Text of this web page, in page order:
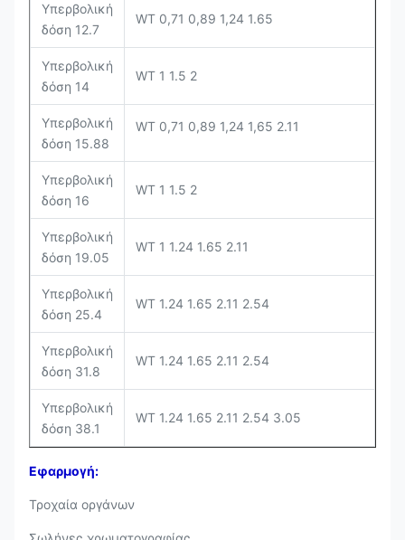
Υπερβολική
δόση 12.7
WT 0,71 0,89 1,24 1.65
Υπερβολική
δόση 14
WT 1 1.5 2
Υπερβολική
δόση 15.88
WT 0,71 0,89 1,24 1,65 2.11
Υπερβολική
δόση 16
WT 1 1.5 2
Υπερβολική
δόση 19.05
WT 1 1.24 1.65 2.11
Υπερβολική
δόση 25.4
WT 1.24 1.65 2.11 2.54
Υπερβολική
δόση 31.8
WT 1.24 1.65 2.11 2.54
Υπερβολική
δόση 38.1
WT 1.24 1.65 2.11 2.54 3.05
Εφαρμογή:
Τροχαία οργάνων